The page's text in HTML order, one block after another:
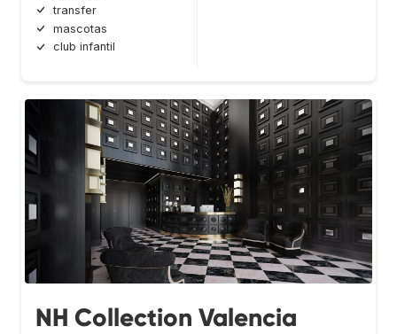
transfer
mascotas
club infantil
NH Collection Valencia